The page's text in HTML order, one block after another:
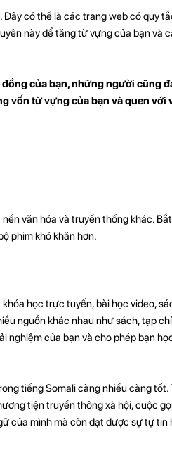
có thể là các trang web có quy
này để tăng từ vựng của bạn và
của bạn, những người cũng
vốn từ vựng của bạn và quen với
văn hóa và truyền thống khác.
phim khó khăn hơn.
học trực tuyến, bài học video,
nguồn khác nhau như sách, tạp
nghiệm của bạn và cho phép bạn
tiếng Somali càng nhiều càng
tiện truyền thông xã hội, cuộc
của mình mà còn đạt được sự tự tin